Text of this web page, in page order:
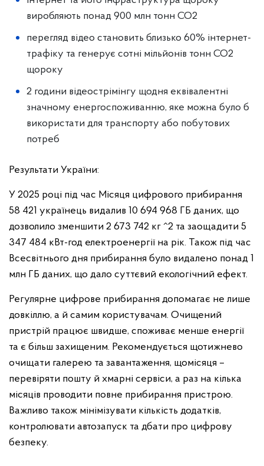
виробляють понад 900 млн тонн СО2
перегляд відео становить близько 60% інтернет-
трафіку та генерує сотні мільйонів тонн СО2
щороку
2 години відеострімінгу щодня еквівалентні
значному енергоспоживанню, яке можна було б
використати для транспорту або побутових
потреб
Результати України:
У 2025 році під час Місяця цифрового прибирання
58 421 українець видалив 10 694 968 ГБ даних, що
дозволило зменшити 2 673 742 кг ^2 та заощадити 5
347 484 кВт-год електроенергії на рік. Також під час
Всесвітнього дня прибирання було видалено понад 1
млн ГБ даних, що дало суттєвий екологічний ефект.
Регулярне цифрове прибирання допомагає не лише
довкіллю, а й самим користувачам. Очищений
пристрій працює швидше, споживає менше енергії
та є більш захищеним. Рекомендується щотижнево
очищати галерею та завантаження, щомісяця –
перевіряти пошту й хмарні сервіси, а раз на кілька
місяців проводити повне прибирання пристрою.
Важливо також мінімізувати кількість додатків,
контролювати автозапуск та дбати про цифрову
безпеку.